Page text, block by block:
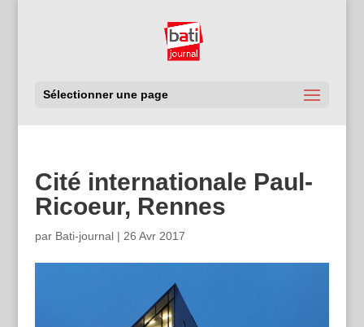
Sélectionner une page
Cité internationale Paul-
Ricoeur, Rennes
par Bati-journal| 26 Avr 2017